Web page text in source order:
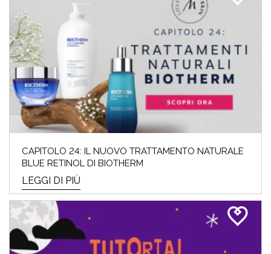
CAPITOLO 24: IL NUOVO TRATTAMENTO NATURALE
BLUE RETINOL DI BIOTHERM
LEGGI DI PIÙ